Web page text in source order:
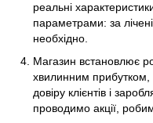
реальні
параметрами: за
необхідно.
Магазин встановлює
хвилинним
довіру клієнтів і
проводимо акції,